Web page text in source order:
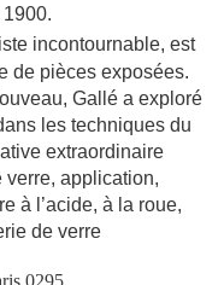
incontournable, est
de pièces exposées.
Gallé a exploré
les techniques du
extraordinaire
verre, application,
à l’acide, à la roue,
de verre